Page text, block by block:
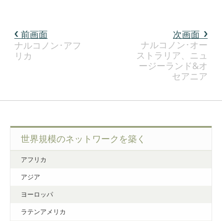
次画面
ナルコノン･オー
ストラリア、ニュ
ージーランド&オ
セアニア
前画面
ナルコノン･アフ
リカ
世界規模のネットワークを築く
アフリカ
アジア
ヨーロッパ
ラテンアメリカ